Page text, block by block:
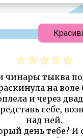
чинары тыква
на воле
и через
себе,
над ней.
день тебе? И